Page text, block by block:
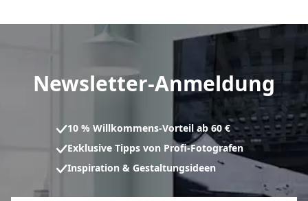
Newsletter-Anmeldung
10 % Willkommens-Vorteil ab 60 €
Exklusive Tipps von Profi-Fotografen
Inspiration & Gestaltungsideen